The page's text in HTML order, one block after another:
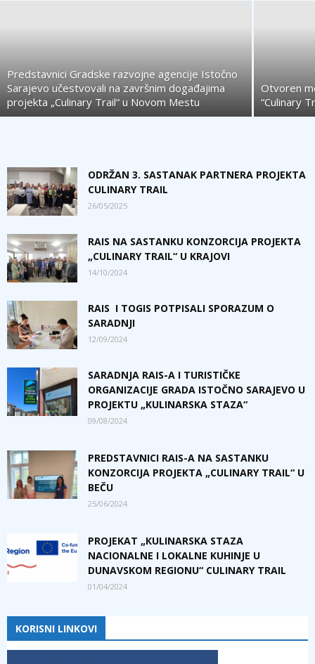
Predstavnici Gradske razvojne agencije Istočno
Sarajevo učestvovali na završnim događajima
projekta „Culinary Trail“ u Novom Mestu
Otvoren
“Culinary
ODRŽAN 3. SASTANAK PARTNERA PROJEKTA
CULINARY TRAIL
26/05/2025
RAIS NA SASTANKU KONZORCIJA PROJEKTA
„CULINARY TRAIL“ U KRAJOVI
14/10/2024
RAIS I TOGIS POTPISALI SPORAZUM O
SARADNJI
12/09/2024
SARADNJA RAIS-A I TURISTIČKE
ORGANIZACIJE GRADA ISTOČNO SARAJEVO U
PROJEKTU „KULINARSKA STAZA“
09/08/2024
PREDSTAVNICI RAIS-A NA SASTANKU
KONZORCIJA PROJEKTA „CULINARY TRAIL“ U
BEČU
25/06/2024
PROJEKAT „КULINARSKA STAZA
NACIONALNE I LOKALNE KUHINJE U
DUNAVSKOM REGIONU“ CULINARY TRAIL
01/04/2024
KORISNI LINKOVI